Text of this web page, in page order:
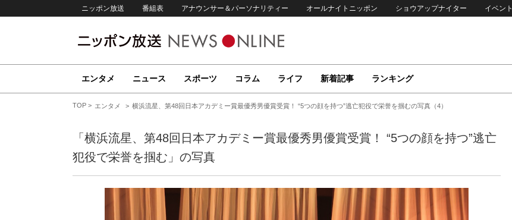
ニッポン放送 番組表 アナウンサー＆パーソナリティー オールナイトニッポン ショウアップナイター イベント
エンタメ ニュース スポーツ コラム ライフ 新着記事 ランキング
TOP エンタメ 横浜流星、第48回日本アカデミー賞最優秀男優賞受賞！ “5つの顔を持つ”逃亡犯役で栄誉を掴むの写真（4）
「横浜流星、第48回日本アカデミー賞最優秀男優賞受賞！ “5つの顔を持つ”逃亡
犯役で栄誉を掴む」の写真